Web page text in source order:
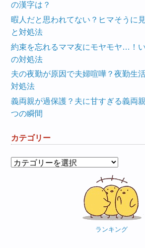
の漢字は？
暇人だと思われてない？ヒマそうに
と対処法
約束を忘れるママ友にモヤモヤ…！
の対処法
夫の夜勤が原因で夫婦喧嘩？夜勤生
対処法
義両親が過保護？夫に甘すぎる義両
つの瞬間
カテゴリー
カ
ランキング